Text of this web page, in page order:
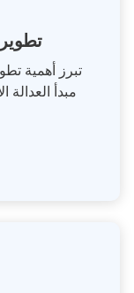
تطوير
تبرز أهمية
مبدأ العدالة